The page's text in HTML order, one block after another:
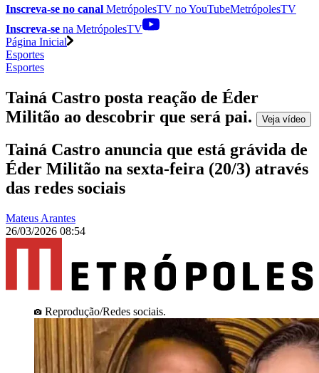
Inscreva-se no canal MetrópolesTV noYouTubeMetrópolesTV
Inscreva-se na MetrópolesTV
Página Inicial
Esportes
Esportes
Tainá Castro posta reação de Éder
Militão ao descobrir que será pai. Veja vídeo
Tainá Castro anuncia que está grávida de
Éder Militão na sexta-feira (20/3) através
das redes sociais
Mateus Arantes
26/03/2026 08:54
Reprodução/Redes sociais.